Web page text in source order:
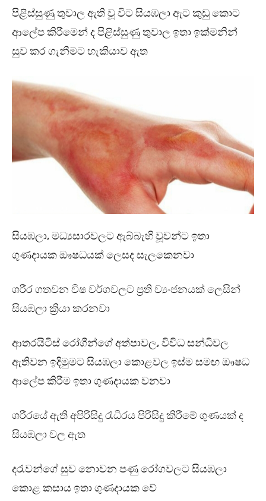
පිළිස්සුණු තුවාල ඇති වූ විට සියඹලා ඇට කුඩු කොට
ආලේප කිරීමෙන් ද පිළිස්සුණු තුවාල ඉතා ඉක්මනින්
සුව කර ගැනීමට හැකියාව ඇත
සියඹලා, මධ්‍යසාරවලට ඇබ්බැහි වූවන්ට ඉතා
ගුණදායක ඖෂධයක් ලෙසද සැලකෙනවා
ශරීර ගතවන විෂ වර්ගවලට ප්‍රති ව්‍යංජනයක් ලෙසින්
සියඹලා ක්‍රියා කරනවා
ආතරයිටීස් රෝගීන්ගේ අත්පාවල, විවිධ සන්ධිවල
ඇතිවන ඉදිමුමට සියඹලා කොළවල ඉස්ම සමඟ ඖෂධ
ආලේප කිරීම ඉතා ගුණදායක වනවා
ශරීරයේ ඇති අපිරිසිදු රැධිරය පිරිසිදු කිරීමේ ගුණයක් ද
සියඹලා වල ඇත
දරැවන්ගේ සුව නොවන පණු රෝගවලට සියඹලා
කොළ කසාය ඉතා ගුණදායක වේ